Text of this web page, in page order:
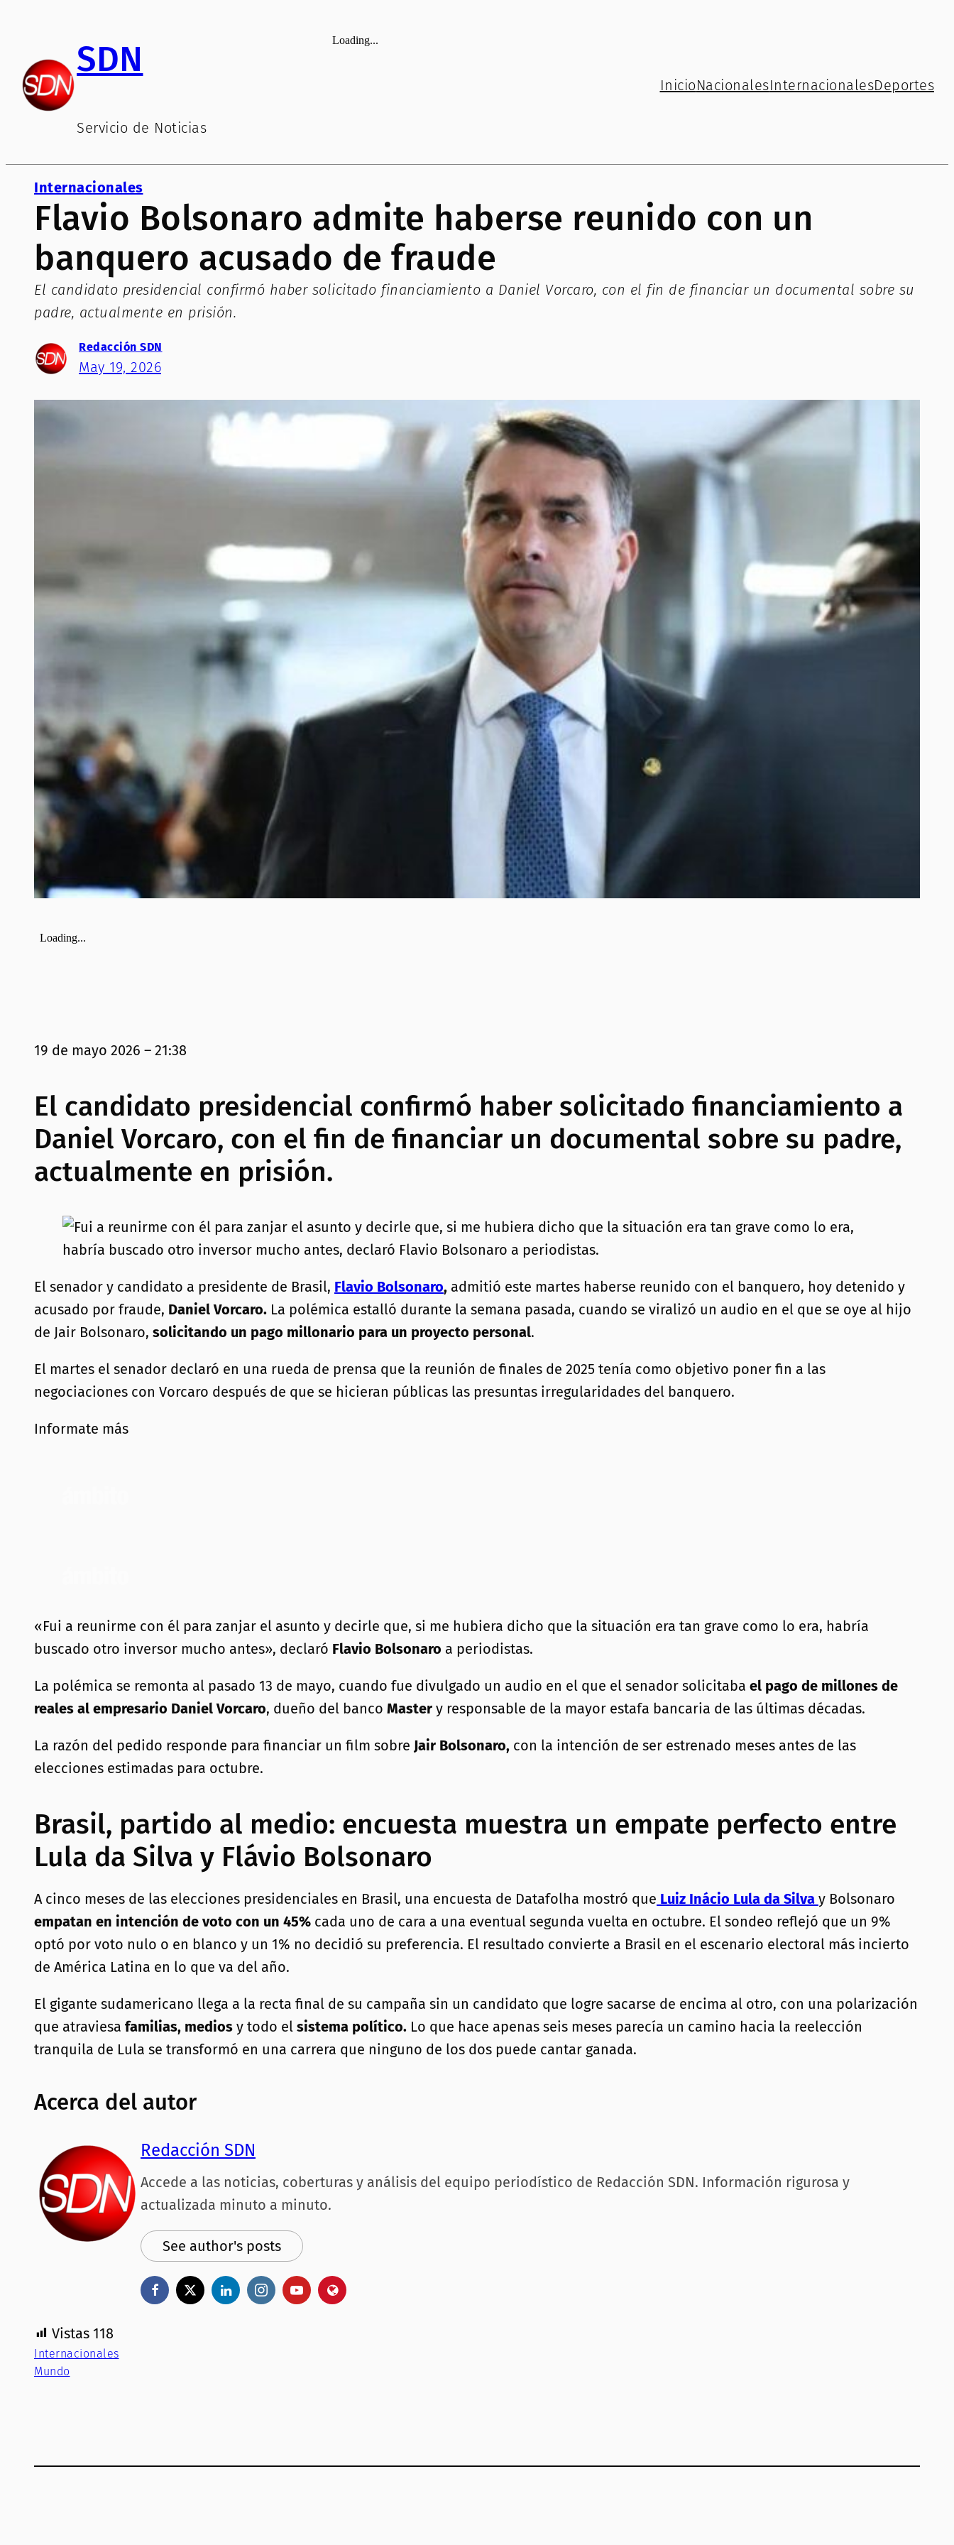
contenido
SDN
Servicio de Noticias
InicioNacionalesInternacionalesDeportes
Internacionales
Flavio Bolsonaro admite haberse reunido con un
banquero acusado de fraude
El candidato presidencial confirmó haber solicitado financiamiento a Daniel Vorcaro, con el fin de financiar un documental sobre su
padre, actualmente en prisión.
Redacción SDN
May 19, 2026
19 de mayo 2026 – 21:38
El candidato presidencial confirmó haber solicitado financiamiento a
Daniel Vorcaro, con el fin de financiar un documental sobre su padre,
actualmente en prisión.
El senador y candidato a presidente de Brasil, Flavio Bolsonaro, admitió este martes haberse reunido con el banquero, hoy detenido y
acusado por fraude, Daniel Vorcaro. La polémica estalló durante la semana pasada, cuando se viralizó un audio en el que se oye al hijo
de Jair Bolsonaro, solicitando un pago millonario para un proyecto personal.
El martes el senador declaró en una rueda de prensa que la reunión de finales de 2025 tenía como objetivo poner fin a las
negociaciones con Vorcaro después de que se hicieran públicas las presuntas irregularidades del banquero.
Informate más
«Fui a reunirme con él para zanjar el asunto y decirle que, si me hubiera dicho que la situación era tan grave como lo era, habría
buscado otro inversor mucho antes», declaró Flavio Bolsonaro a periodistas.
La polémica se remonta al pasado 13 de mayo, cuando fue divulgado un audio en el que el senador solicitaba el pago de millones de
reales al empresario Daniel Vorcaro, dueño del banco Master y responsable de la mayor estafa bancaria de las últimas décadas.
La razón del pedido responde para financiar un film sobre Jair Bolsonaro, con la intención de ser estrenado meses antes de las
elecciones estimadas para octubre.
Brasil, partido al medio: encuesta muestra un empate perfecto entre
Lula da Silva y Flávio Bolsonaro
A cinco meses de las elecciones presidenciales en Brasil, una encuesta de Datafolha mostró que Luiz Inácio Lula da Silva y Bolsonaro
empatan en intención de voto con un 45% cada uno de cara a una eventual segunda vuelta en octubre. El sondeo reflejó que un 9%
optó por voto nulo o en blanco y un 1% no decidió su preferencia. El resultado convierte a Brasil en el escenario electoral más incierto
de América Latina en lo que va del año.
El gigante sudamericano llega a la recta final de su campaña sin un candidato que logre sacarse de encima al otro, con una polarización
que atraviesa familias, medios y todo el sistema político. Lo que hace apenas seis meses parecía un camino hacia la reelección
tranquila de Lula se transformó en una carrera que ninguno de los dos puede cantar ganada.
Acerca del autor
Redacción SDN
Accede a las noticias, coberturas y análisis del equipo periodístico de Redacción SDN. Información rigurosa y
actualizada minuto a minuto.
See author's posts
Vistas 118
Internacionales
Mundo